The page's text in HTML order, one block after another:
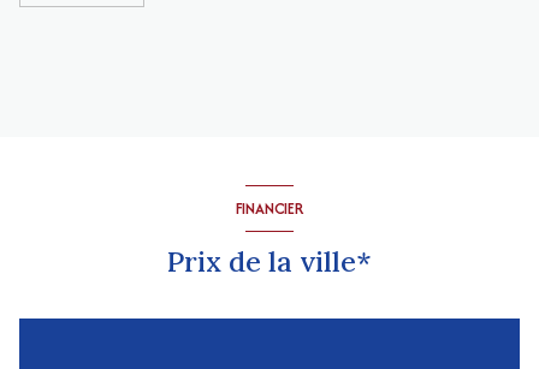
FINANCIER
Prix de la ville*